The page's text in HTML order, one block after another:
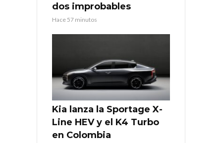
dos improbables
Hace 57 minutos
Kia lanza la Sportage X-
Line HEV y el K4 Turbo
en Colombia